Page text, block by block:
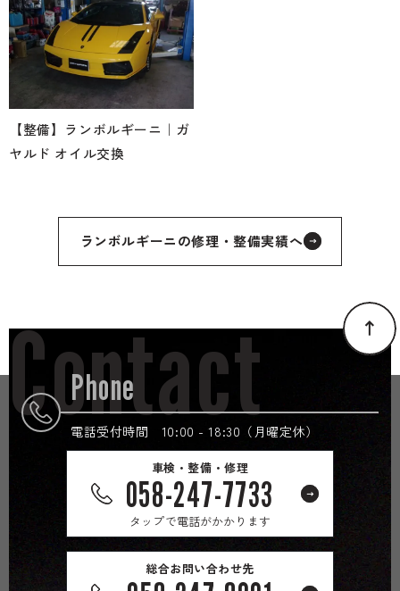
【整備】ランボルギーニ｜ガ
ヤルド オイル交換
ランボルギーニの修理・整備実績へ
Phone
電話受付時間 10:00 - 18:30（月曜定休）
車検・整備・修理
058-247-7733
タップで電話がかかります
総合お問い合わせ先
Contact